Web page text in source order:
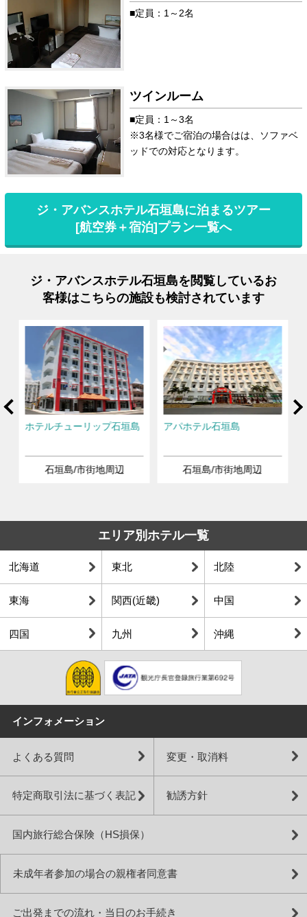
■定員：1～2名
ツインルーム
■定員：1～3名
※3名様でご宿泊の場合はは、ソファベ
ッドでの対応となります。
ジ・アバンスホテル石垣島に泊まるツアー
[航空券＋宿泊]プラン一覧へ
ジ・アバンスホテル石垣島を閲覧しているお
客様はこちらの施設も検討されています
ホテルチューリップ石垣島
石垣島/市街地周辺
アパホテル石垣島
石垣島/市街地周辺
エリア別ホテル一覧
北海道 東北 北陸
東海 関西(近畿) 中国
四国 九州 沖縄
インフォメーション
よくある質問 変更・取消料
特定商取引法に基づく表記 勧誘方針
国内旅行総合保険（HS損保）
未成年者参加の場合の親権者同意書
ご出発までの流れ・当日のお手続き